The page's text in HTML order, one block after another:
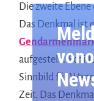
Die zweite
Das Denkmal ist
aufgestellt.
Sinnbild für
Zeit. Das